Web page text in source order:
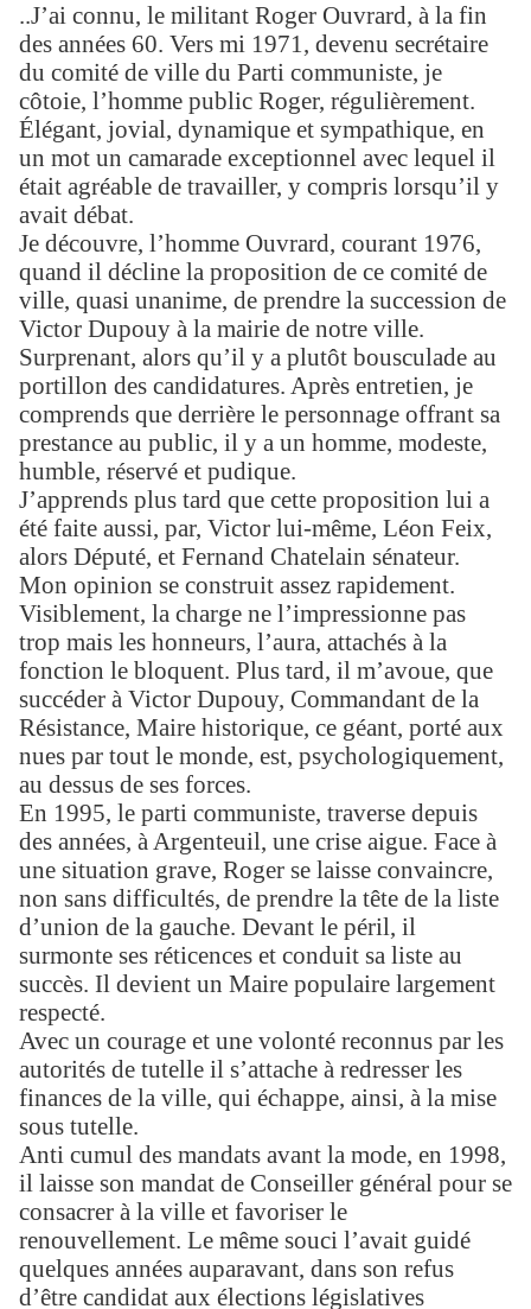
..J’ai connu, le militant Roger Ouvrard, à la fin
des années 60. Vers mi 1971, devenu secrétaire
du comité de ville du Parti communiste, je
côtoie, l’homme public Roger, régulièrement.
Élégant, jovial, dynamique et sympathique, en
un mot un camarade exceptionnel avec lequel il
était agréable de travailler, y compris lorsqu’il y
avait débat.
Je découvre, l’homme Ouvrard, courant 1976,
quand il décline la proposition de ce comité de
ville, quasi unanime, de prendre la succession de
Victor Dupouy à la mairie de notre ville.
Surprenant, alors qu’il y a plutôt bousculade au
portillon des candidatures. Après entretien, je
comprends que derrière le personnage offrant sa
prestance au public, il y a un homme, modeste,
humble, réservé et pudique.
J’apprends plus tard que cette proposition lui a
été faite aussi, par, Victor lui-même, Léon Feix,
alors Député, et Fernand Chatelain sénateur.
Mon opinion se construit assez rapidement.
Visiblement, la charge ne l’impressionne pas
trop mais les honneurs, l’aura, attachés à la
fonction le bloquent. Plus tard, il m’avoue, que
succéder à Victor Dupouy, Commandant de la
Résistance, Maire historique, ce géant, porté aux
nues par tout le monde, est, psychologiquement,
au dessus de ses forces.
En 1995, le parti communiste, traverse depuis
des années, à Argenteuil, une crise aigue. Face à
une situation grave, Roger se laisse convaincre,
non sans difficultés, de prendre la tête de la liste
d’union de la gauche. Devant le péril, il
surmonte ses réticences et conduit sa liste au
succès. Il devient un Maire populaire largement
respecté.
Avec un courage et une volonté reconnus par les
autorités de tutelle il s’attache à redresser les
finances de la ville, qui échappe, ainsi, à la mise
sous tutelle.
Anti cumul des mandats avant la mode, en 1998,
il laisse son mandat de Conseiller général pour se
consacrer à la ville et favoriser le
renouvellement. Le même souci l’avait guidé
quelques années auparavant, dans son refus
d’être candidat aux élections législatives